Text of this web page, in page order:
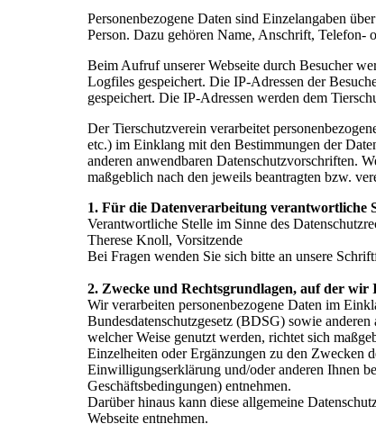
Personenbezogene Daten sind Einzelangaben
Person. Dazu gehören Name, Anschrift, Telefon-
Beim Aufruf unserer Webseite durch Besucher
Logfiles gespeichert. Die IP-Adressen der
gespeichert. Die IP-Adressen werden dem
Der Tierschutzverein verarbeitet
etc.) im Einklang mit den Bestimmungen der
anderen anwendbaren Datenschutzvorschriften.
maßgeblich nach den jeweils beantragten bzw.
1. Für die Datenverarbeitung verantwortliche
Verantwortliche Stelle im Sinne des
Therese Knoll, Vorsitzende
Bei Fragen wenden Sie sich bitte an unsere
2. Zwecke und Rechtsgrundlagen, auf der wir
Wir verarbeiten personenbezogene Daten im
Bundesdatenschutzgesetz (BDSG) sowie
welcher Weise genutzt werden, richtet sich
Einzelheiten oder Ergänzungen zu den Zwecken
Einwilligungserklärung und/oder anderen Ihnen
Geschäftsbedingungen) entnehmen.
Darüber hinaus kann diese allgemeine
Webseite entnehmen.